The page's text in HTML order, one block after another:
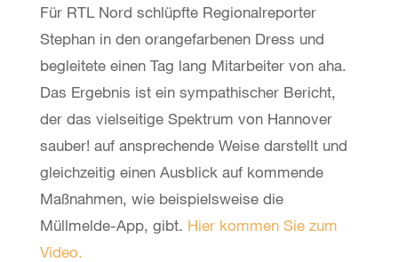
Für RTL Nord schlüpfte Regionalreporter
Stephan in den orangefarbenen Dress und
begleitete einen Tag lang Mitarbeiter von aha.
Das Ergebnis ist ein sympathischer Bericht,
der das vielseitige Spektrum von Hannover
sauber! auf ansprechende Weise darstellt und
gleichzeitig einen Ausblick auf kommende
Maßnahmen, wie beispielsweise die
Müllmelde-App, gibt. Hier kommen Sie zum
Video.